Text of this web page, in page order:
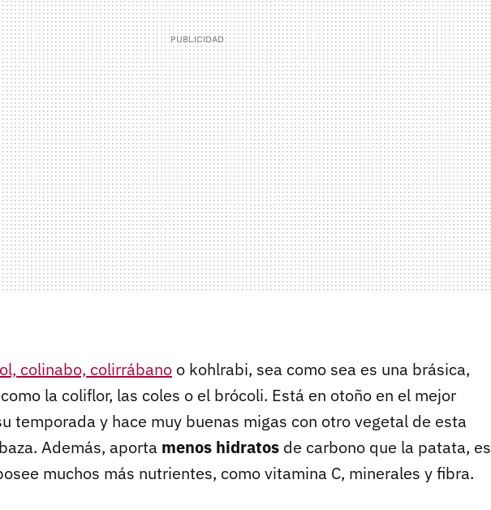
colinabo, colirrábano o kohlrabi, sea como sea es una brásica,
como la coliflor, las coles o el brócoli. Está en otoño en el mejor
temporada y hace muy buenas migas con otro vegetal de esta
Además, aporta menos hidratos de carbono que la patata, es
muchos más nutrientes, como vitamina C, minerales y fibra.